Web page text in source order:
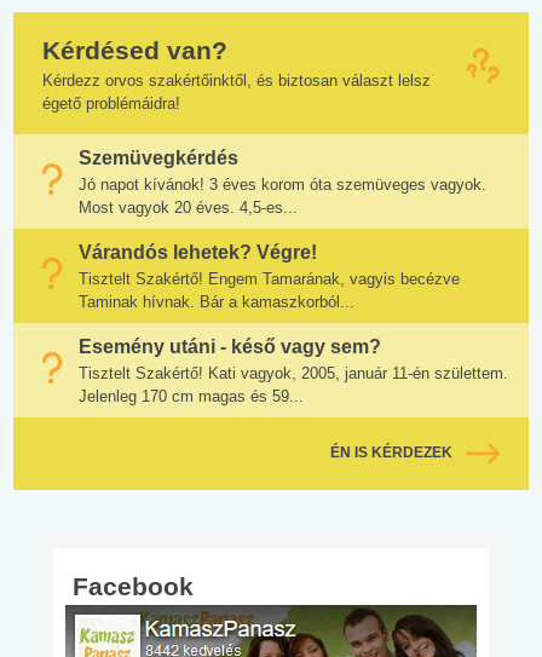
Kérdésed van?
Kérdezz orvos szakértőinktől, és biztosan választ lelsz
égető problémáidra!
Szemüvegkérdés
Jó napot kívánok! 3 éves korom óta szemüveges vagyok.
Most vagyok 20 éves. 4,5-es...
Várandós lehetek? Végre!
Tisztelt Szakértő! Engem Tamarának, vagyis becézve
Taminak hívnak. Bár a kamaszkorból...
Esemény utáni - késő vagy sem?
Tisztelt Szakértő! Kati vagyok, 2005, január 11-én születtem.
Jelenleg 170 cm magas és 59...
ÉN IS KÉRDEZEK
Facebook